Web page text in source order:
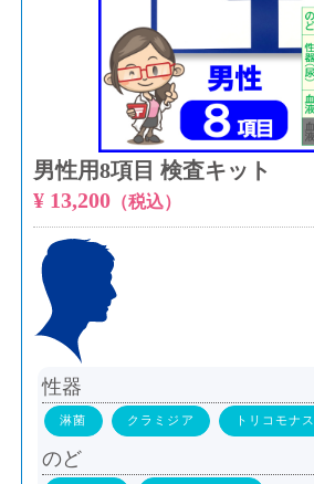
男性用8項目 検査キット
¥ 13,200（税込）
性器
淋菌 クラミジア トリコモナス
のど